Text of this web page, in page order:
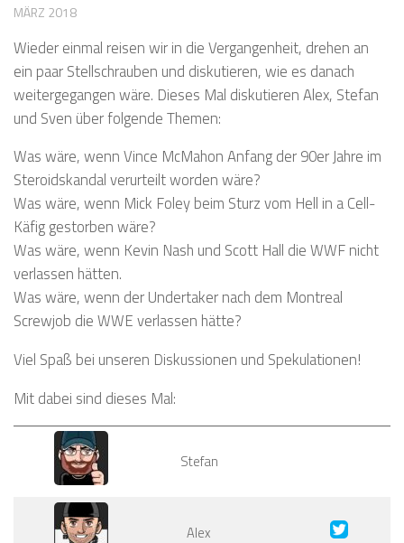
MÄRZ 2018
Wieder einmal reisen wir in die Vergangenheit, drehen an
ein paar Stellschrauben und diskutieren, wie es danach
weitergegangen wäre. Dieses Mal diskutieren Alex, Stefan
und Sven über folgende Themen:
Was wäre, wenn Vince McMahon Anfang der 90er Jahre im
Steroidskandal verurteilt worden wäre?
Was wäre, wenn Mick Foley beim Sturz vom Hell in a Cell-
Käfig gestorben wäre?
Was wäre, wenn Kevin Nash und Scott Hall die WWF nicht
verlassen hätten.
Was wäre, wenn der Undertaker nach dem Montreal
Screwjob die WWE verlassen hätte?
Viel Spaß bei unseren Diskussionen und Spekulationen!
Mit dabei sind dieses Mal:
Stefan
Alex